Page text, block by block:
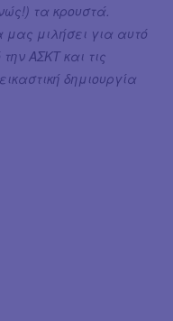
τα κρουστά.
μας μιλήσει για αυτό
ΑΣΚΤ και τις
δημιουργία